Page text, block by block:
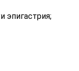
эпигастрия;